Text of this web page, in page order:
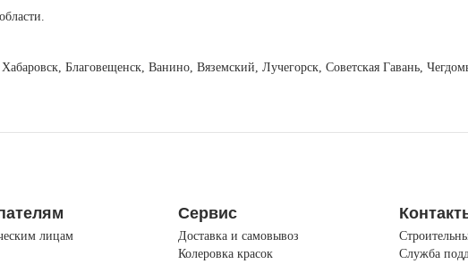
Благовещенск, Ванино, Вяземский, Лучегорск, Советская Гавань,
лицам
Сервис
Доставка и самовывоз
Колеровка красок
Служба